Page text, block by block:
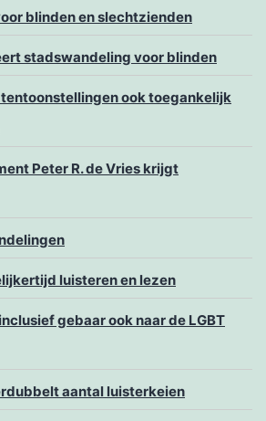
blinden en slechtzienden
stadswandeling voor blinden
ook toegankelijk
Peter R. de Vries krijgt
luisteren en lezen
gebaar ook naar de LGBT
aantal luisterkeien